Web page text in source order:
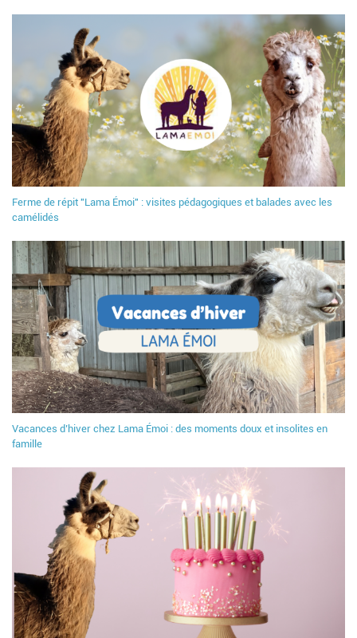
Ferme de répit "Lama Émoi" : visites pédagogiques et balades avec les
camélidés
Vacances d’hiver chez Lama Émoi : des moments doux et insolites en
famille